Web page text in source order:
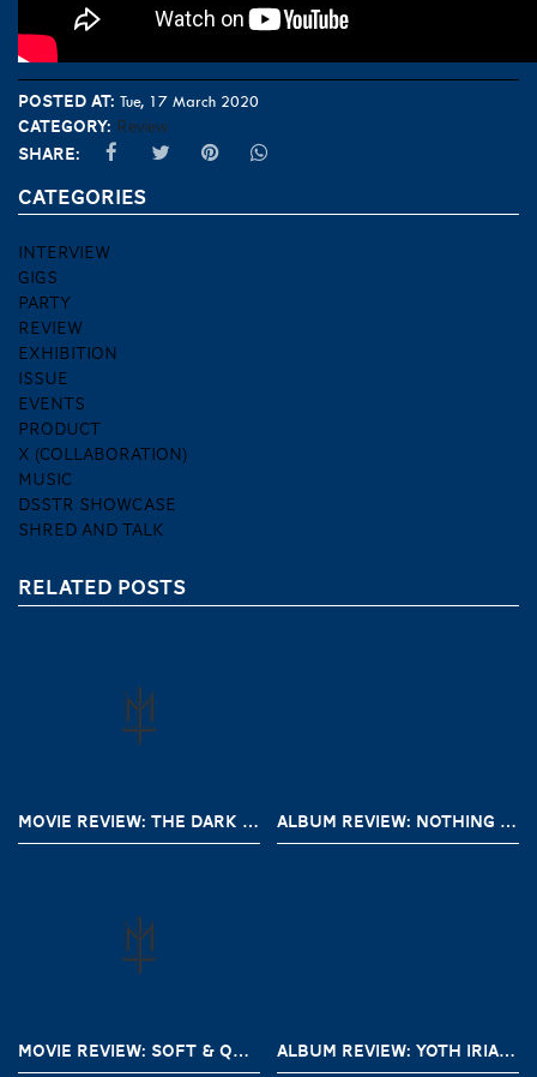
Posted at: Tue, 17 March 2020
Category: Review
Share:
CATEGORIES
INTERVIEW
GIGS
PARTY
REVIEW
EXHIBITION
ISSUE
EVENTS
PRODUCT
X (COLLABORATION)
MUSIC
DSSTR SHOWCASE
SHRED AND TALK
RELATED POSTS
MOVIE REVIEW: THE DARK AND THE WICKED (2020) ALBUM REVIEW: NOTHING – A SHORT HISTORY OF DECAY
MOVIE REVIEW: SOFT & QUIET (2022) ALBUM REVIEW: YOTH IRIA – GONE WITH THE DEVIL